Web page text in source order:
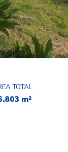
TOTAL
m²